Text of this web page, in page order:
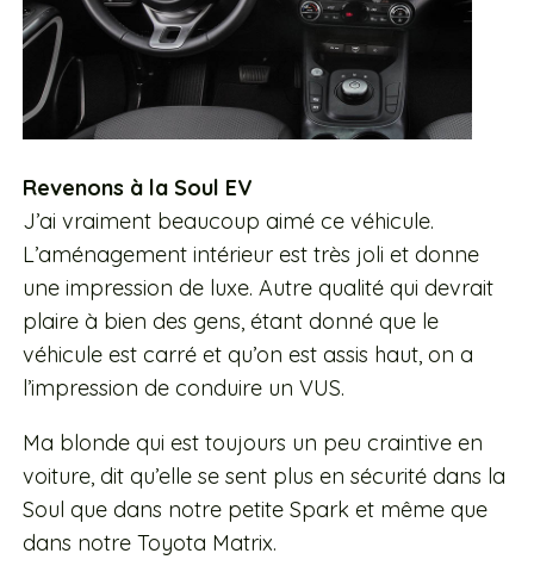
Revenons à la Soul EV
J’ai vraiment beaucoup aimé ce véhicule.
L’aménagement intérieur est très joli et donne
une impression de luxe. Autre qualité qui devrait
plaire à bien des gens, étant donné que le
véhicule est carré et qu’on est assis haut, on a
l’impression de conduire un VUS.
Ma blonde qui est toujours un peu craintive en
voiture, dit qu’elle se sent plus en sécurité dans la
Soul que dans notre petite Spark et même que
dans notre Toyota Matrix.